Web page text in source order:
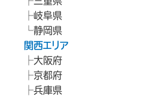
岐阜県
静岡県
関西エリア
大阪府
京都府
兵庫県